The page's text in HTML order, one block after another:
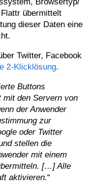
übermittelt
dieser Daten eine
Twitter, Facebook
2-Klicklösung.
Buttons
mit den Servern von
der Anwender
zur
oder Twitter
stellen die
mit einem
[…] Alle
aktivieren.“